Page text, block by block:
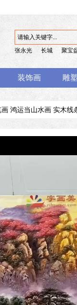
张永光 长城 聚宝
装饰画 雕
鸿运当山水画 实木线